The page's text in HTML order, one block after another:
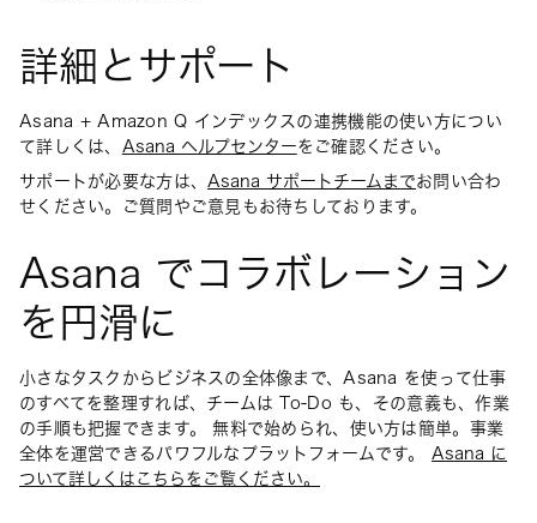
詳細とサポート
Asana + Amazon Q インデックスの連携機能の使い方につい
て詳しくは、 Asana ヘルプセンターをご確認ください。
サポートが必要な方は、 Asana サポートチームまでお問い合わ
せください。ご質問やご意見もお待ちしております。
Asana でコラボレーション
を円滑に
小さなタスクからビジネスの全体像まで、Asana を使って仕事
のすべてを整理すれば、チームは To-Do も、その意義も、作業
の手順も把握できます。 無料で始められ、使い方は簡単。事業
全体を運営できるパワフルなプラットフォームです。 Asana に
ついて詳しくはこちらをご覧ください。